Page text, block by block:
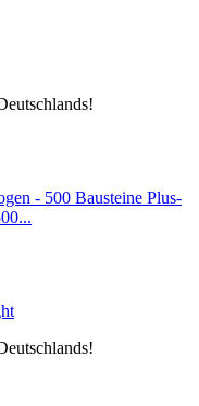
Plus-